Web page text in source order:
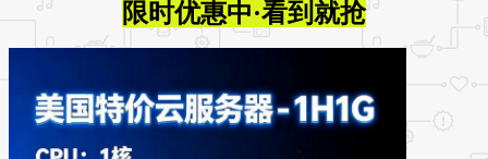
限时优惠中·看到就抢